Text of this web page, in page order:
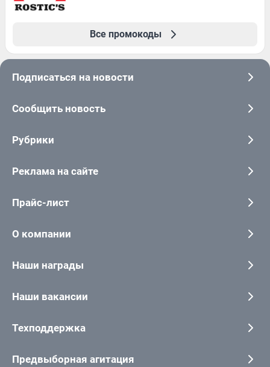
Все промокоды
Подписаться на новости
Сообщить новость
Рубрики
Реклама на сайте
Прайс-лист
О компании
Наши награды
Наши вакансии
Техподдержка
Предвыборная агитация